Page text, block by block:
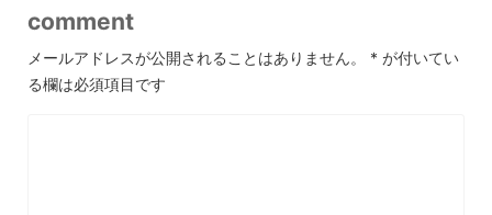
comment
メールアドレスが公開されることはありません。 * が付いてい
る欄は必須項目です